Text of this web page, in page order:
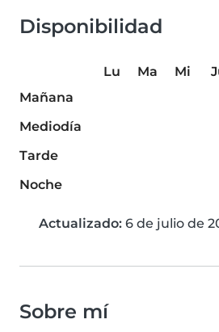
Disponibilidad
Lu Ma Mi
Mañana
Mediodía
Tarde
Noche
Actualizado: 6 de julio de
Sobre mí